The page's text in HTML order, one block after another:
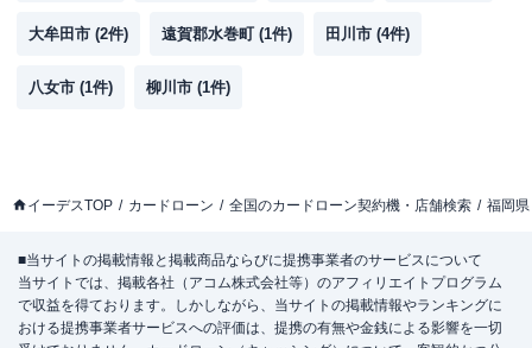
大牟田市 (2件) 遠賀郡水巻町 (1件) 田川市 (4件)
八女市 (1件) 柳川市 (1件)
イーデスTOP カードローン 全国のカードローン契約機・店舗検索 福岡県
■当サイトの掲載情報と掲載商品ならびに提携事業者のサービスについて
当サイトでは、掲載各社（アコム株式会社等）のアフィリエイトプログラム
で収益を得ております。しかしながら、当サイトの掲載情報やランキングに
おける提携事業者サービスへの評価は、提携の有無や金銭による影響を一切